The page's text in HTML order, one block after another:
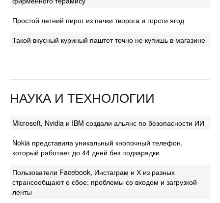
Простой летний пирог из пачки творога и горсти ягод
Такой вкусный куриный паштет точно не купишь в магазине
НАУКА И ТЕХНОЛОГИИ
Microsoft, Nvidia и IBM создали альянс по безопасности ИИ
Nokia представила уникальный кнопочный телефон,
который работает до 44 дней без подзарядки
Пользователи Facebook, Инстаграм и Х из разных
странсообщают о сбое: проблемы со входом и загрузкой
ленты